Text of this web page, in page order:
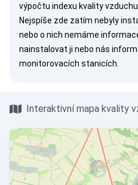
výpočtu indexu kvality vzduchu.
Nejspíše zde zatím nebyly
nebo o nich nemáme
nainstalovat ji nebo nás
monitorovacích stanicích.
Interaktivní mapa kvality